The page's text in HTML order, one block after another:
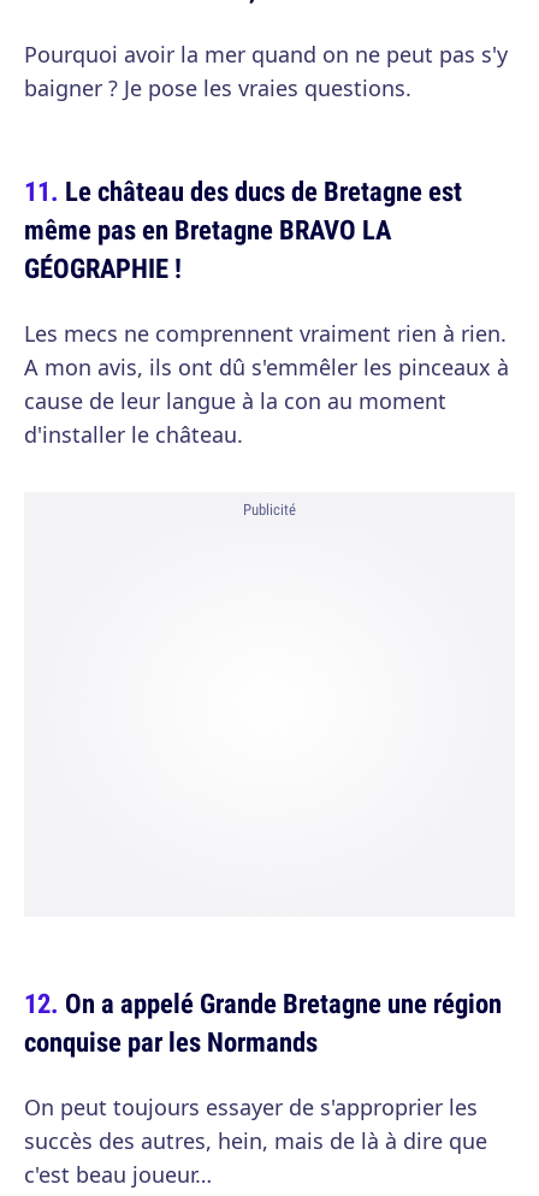
Pourquoi avoir la mer quand on ne peut pas s'y
baigner ? Je pose les vraies questions.
Le château des ducs de Bretagne est
même pas en Bretagne BRAVO LA
GÉOGRAPHIE !
Les mecs ne comprennent vraiment rien à rien.
A mon avis, ils ont dû s'emmêler les pinceaux à
cause de leur langue à la con au moment
d'installer le château.
Publicité
On a appelé Grande Bretagne une région
conquise par les Normands
On peut toujours essayer de s'approprier les
succès des autres, hein, mais de là à dire que
c'est beau joueur…